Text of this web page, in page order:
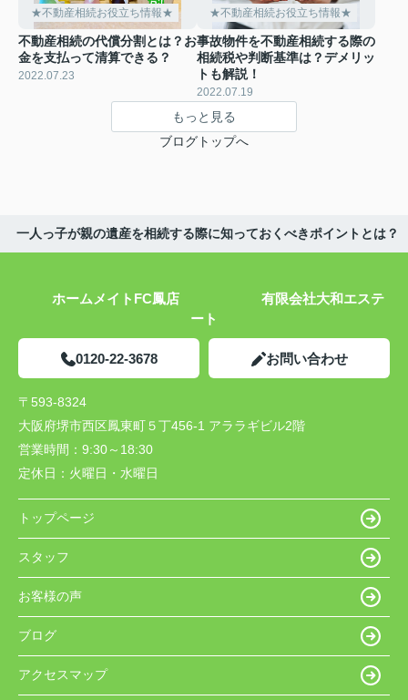
★不動産相続お役立ち情報★
不動産相続の代償分割とは？お
金を支払って清算できる？
2022.07.23
★不動産相続お役立ち情報★
事故物件を不動産相続する際の
相続税や判断基準は？デメリッ
トも解説！
2022.07.19
もっと見る
ブログトップへ
一人っ子が親の遺産を相続する際に知っておくべきポイントとは？
ホームメイトFC鳳店 有限会社大和エステ
ート
0120-22-3678 お問い合わせ
〒593-8324
大阪府堺市西区鳳東町５丁456-1 アララギビル2階
営業時間： 9:30～18:30
定休日： 火曜日・水曜日
トップページ
スタッフ
お客様の声
ブログ
アクセスマップ